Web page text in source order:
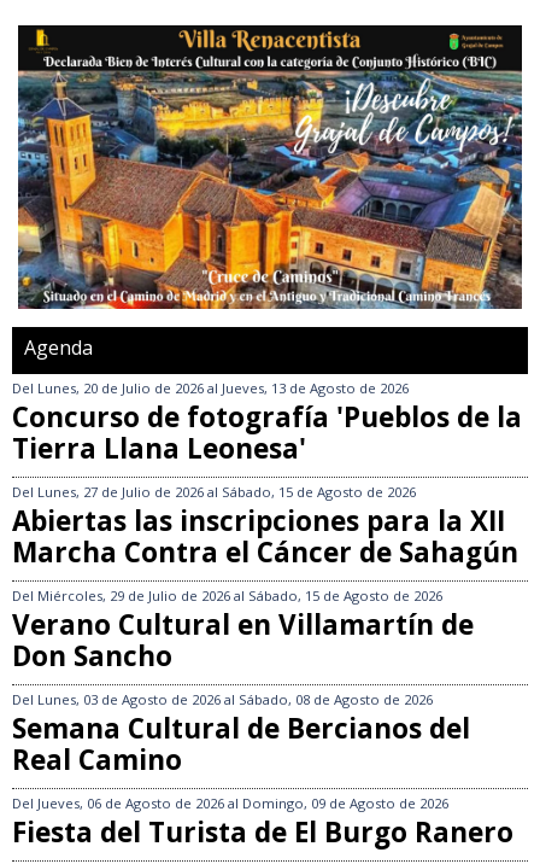
Agenda
Del Lunes, 20 de Julio de 2026 al Jueves, 13 de Agosto de 2026
Concurso de fotografía 'Pueblos de la
Tierra Llana Leonesa'
Del Lunes, 27 de Julio de 2026 al Sábado, 15 de Agosto de 2026
Abiertas las inscripciones para la XII
Marcha Contra el Cáncer de Sahagún
Del Miércoles, 29 de Julio de 2026 al Sábado, 15 de Agosto de 2026
Verano Cultural en Villamartín de
Don Sancho
Del Lunes, 03 de Agosto de 2026 al Sábado, 08 de Agosto de 2026
Semana Cultural de Bercianos del
Real Camino
Del Jueves, 06 de Agosto de 2026 al Domingo, 09 de Agosto de 2026
Fiesta del Turista de El Burgo Ranero